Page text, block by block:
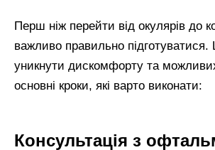
Перш ніж перейти від окулярів до
важливо правильно
уникнути дискомфорту та
основні кроки, які варто виконати:
Консультація з